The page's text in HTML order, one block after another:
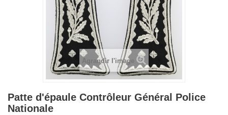
Agrandir l'image
Patte d'épaule Contrôleur Général Police
Nationale